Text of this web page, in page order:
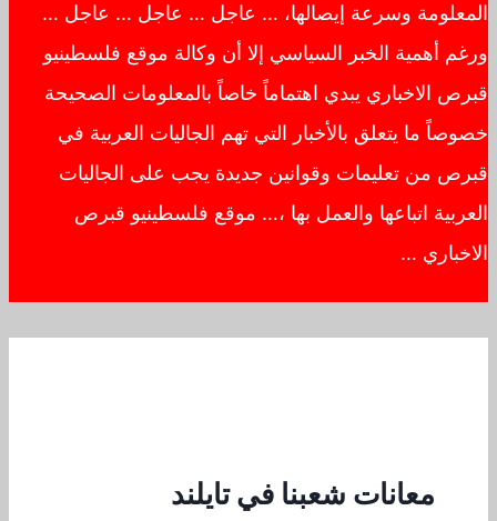
المعلومة وسرعة إيصالها، … عاجل … عاجل … عاجل …
ورغم أهمية الخبر السياسي إلا أن وكالة موقع فلسطينيو
قبرص الاخباري يبدي اهتماماً خاصاً بالمعلومات الصحيحة
خصوصاً ما يتعلق بالأخبار التي تهم الجاليات العربية في
قبرص من تعليمات وقوانين جديدة يجب على الجاليات
العربية اتباعها والعمل بها ،… موقع فلسطينيو قبرص
الاخباري …
معانات شعبنا في تايلند